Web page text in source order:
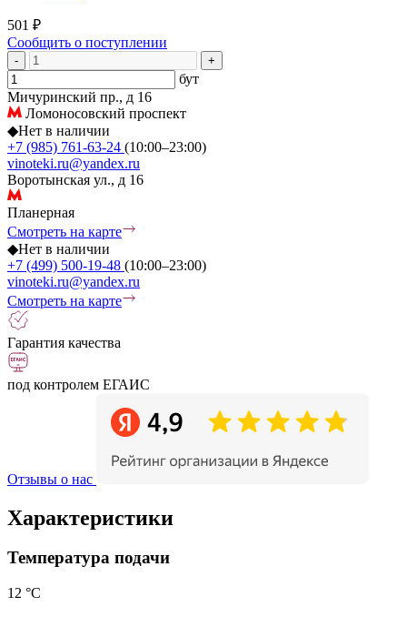
501 ₽
Сообщить о поступлении
- +
бут
Мичуринский пр., д 16
Ломоносовский проспект
◆Нет в наличии
+7 (985) 761-63-24 (10:00–23:00)
vinoteki.ru@yandex.ru
Воротынская ул., д 16
Планерная
Смотреть на карте
◆Нет в наличии
+7 (499) 500-19-48 (10:00–23:00)
vinoteki.ru@yandex.ru
Смотреть на карте
Гарантия качества
под контролем ЕГАИС
Отзывы о нас
Характеристики
Температура подачи
12 °С